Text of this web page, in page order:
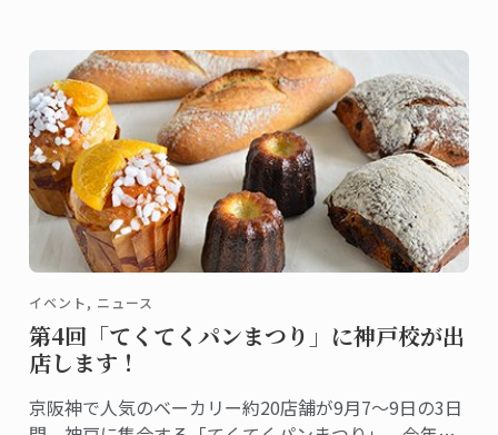
イベント, ニュース
第4回「てくてくパンまつり」に神戸校が出
店します！
京阪神で人気のベーカリー約20店舗が9月7～9日の3日